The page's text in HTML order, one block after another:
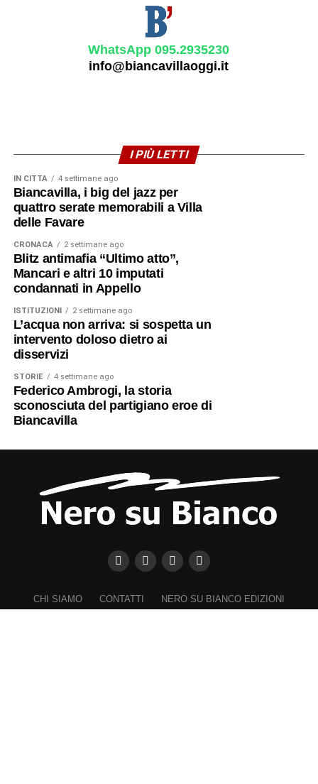
WhatsApp 095.2935230
info@biancavillaoggi.it
I PIÙ LETTI
IN CITTÀ 4 settimane ago
Biancavilla, i big del jazz per
quattro serate memorabili a Villa
delle Favare
CRONACA 2 settimane ago
Blitz antimafia “Ultimo atto”,
Mancari e altri 10 imputati
condannati in Appello
ISTITUZIONI 2 settimane ago
L’acqua non arriva: si sospetta un
intervento doloso dietro ai
disservizi
STORIE 4 settimane ago
Federico Ambrogi, la storia
sconosciuta del partigiano eroe di
Biancavilla
CHI SIAMO CONTATTI
NERO SU BIANCO EDIZIONI